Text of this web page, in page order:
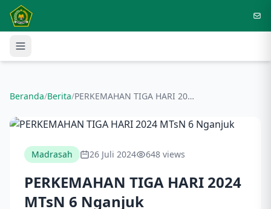
Langsung ke konten utama
Beranda/Berita/ PERKEMAHAN TIGA HARI 2024 MTsN 6 Nganjuk
Madrasah 26 Juli 2024 648 views
PERKEMAHAN TIGA HARI 2024
MTsN 6 Nganjuk